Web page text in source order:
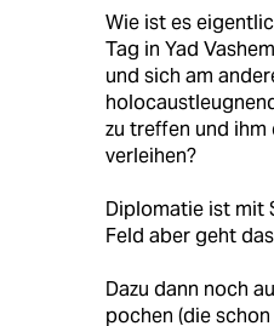
Wie ist es
Tag in Yad
und sich am
zu treffen und
verleihen?
Diplomatie ist mit
Feld aber geht
Dazu dann noch
pochen (die